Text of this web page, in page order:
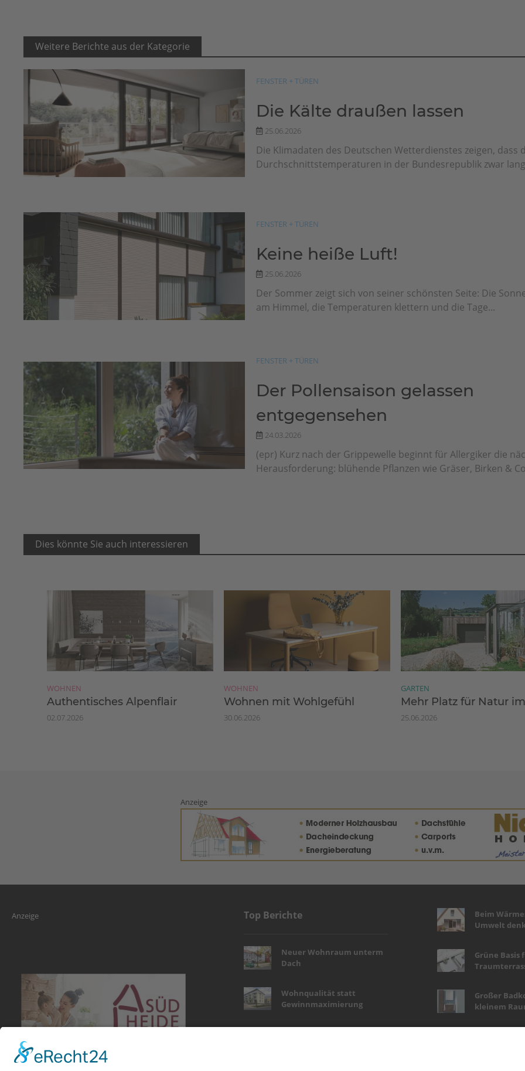
Weitere Berichte aus der Kategorie
FENSTER + TÜREN
Die Kälte draußen lassen
25.06.2026
Die Klimadaten des Deutschen Wetterdienstes zeigen, dass
Durchschnittstemperaturen in der Bundesrepublik zwar
FENSTER + TÜREN
Keine heiße Luft!
25.06.2026
Der Sommer zeigt sich von seiner schönsten Seite: Die
am Himmel, die Temperaturen klettern und die Tage...
FENSTER + TÜREN
Der Pollensaison gelassen
entgegensehen
24.03.2026
(epr) Kurz nach der Grippewelle beginnt für Allergiker die
Herausforderung: blühende Pflanzen wie Gräser, Birken &
Dies könnte Sie auch interessieren
WOHNEN
Authentisches Alpenflair
02.07.2026
WOHNEN
Wohnen mit Wohlgefühl
30.06.2026
GARTEN
Mehr Platz für Natur
25.06.2026
Anzeige
Anzeige Top Berichte
Neuer Wohnraum unterm
Dach
Wohnqualität statt
Gewinnmaximierung
Beim
Umwelt
Grüne Basis
Großer
kleinem